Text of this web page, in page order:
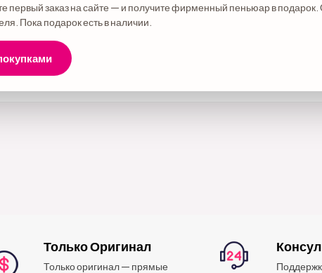
применения: 2 шага согласно инструкции.
Только Оригинал
Только оригинал — прямые
первый заказ на сайте — и получите фирменный пеньюар в подарок.
Пока подарок есть в наличии.